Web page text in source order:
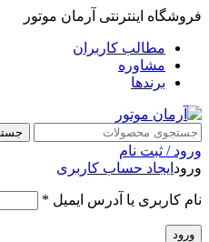
فروشگاه اینترنتی آرمان موتور
مطالب کاربران
مشاوره
برندها
ورود / ثبت نام
ورود ایجاد حساب کاربری
نام کاربری یا آدرس ایمیل *
ورود